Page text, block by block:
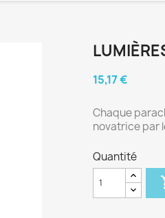
15,17 €
Chaque
novatrice par
Quantité